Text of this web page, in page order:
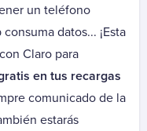
(AVO)
un teléfono
datos... ¡Esta
Claro para
en tus recargas
comunicado de la
estarás